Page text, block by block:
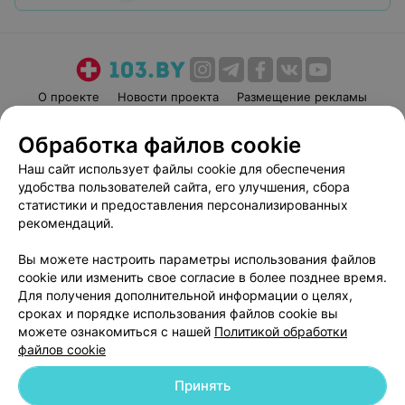
О проекте Новости проекта
Размещение рекламы
Пользовательское соглашение
Способы оплаты
Вакансии
Партнеры
Написать руководителю 103.by
Обработка персональных данных
© 2026 ООО «Артокс Лаб», УНП 191700409 | 220012, Республика Беларусь,
Обработка файлов cookie
Наш сайт использует файлы cookie для обеспечения
удобства пользователей сайта, его улучшения, сбора
статистики и предоставления персонализированных
рекомендаций.
Вы можете настроить параметры использования файлов
cookie или изменить свое согласие в более позднее время.
Для получения дополнительной информации о целях,
сроках и порядке использования файлов cookie вы
можете ознакомиться с нашей Политикой обработки
файлов cookie
Принять